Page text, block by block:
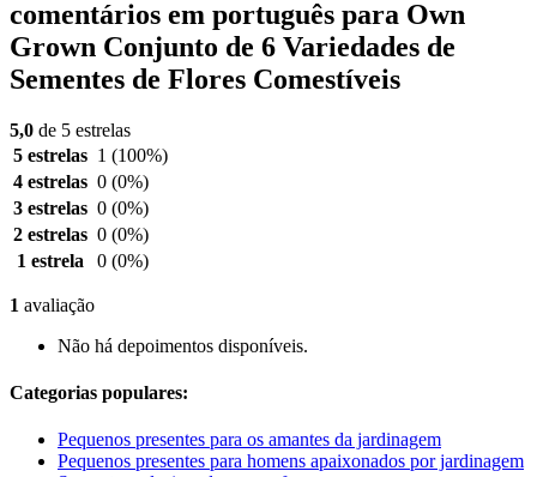
comentários em português para Own
Grown Conjunto de 6 Variedades de
Sementes de Flores Comestíveis
5,0 de 5 estrelas
5 estrelas 1 (100%)
4 estrelas 0 (0%)
3 estrelas 0 (0%)
2 estrelas 0 (0%)
1 estrela
0 (0%)
1 avaliação
Não há depoimentos disponíveis.
Categorias populares:
Pequenos presentes para os amantes da jardinagem
Pequenos presentes para homens apaixonados por jardinagem